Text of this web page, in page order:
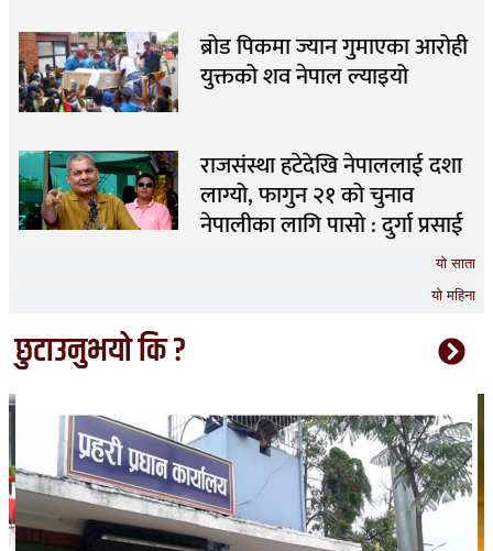
यो साता
यो महिना
ब्रोड पिकमा ज्यान गुमाएका आरोही
युक्तको शव नेपाल ल्याइयो
राजसंस्था हटेदेखि नेपाललाई दशा
लाग्यो, फागुन २१ को चुनाव
नेपालीका लागि पासो : दुर्गा प्रसाई
छुटाउनुभयो कि ?